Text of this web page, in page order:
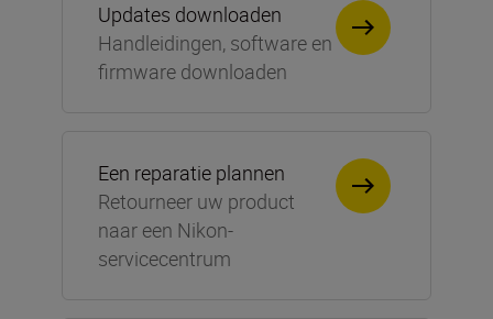
Updates downloaden
Handleidingen, software en
firmware downloaden
Een reparatie plannen
Retourneer uw product
naar een Nikon-
servicecentrum